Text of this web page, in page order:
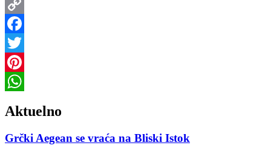
Copy
Link
Facebook
Twitter
Pinterest
Aktuelno
Grčki Aegean se vraća na Bliski Istok